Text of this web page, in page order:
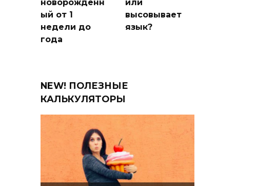
новорожденн
ый от 1
недели до
года
или
высовывает
язык?
NEW! ПОЛЕЗНЫЕ
КАЛЬКУЛЯТОРЫ